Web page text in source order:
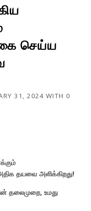
செய்ய
31, 2024 WITH 0
தயவை அளிக்கிறது!
தலைமுறை, உமது